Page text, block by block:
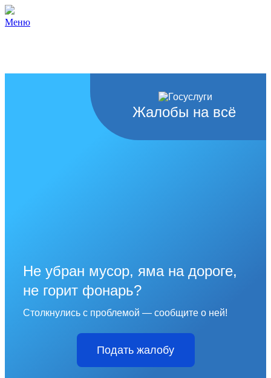
Меню
Жалобы на всё
Не убран мусор, яма на дороге,
не горит фонарь?
Столкнулись с проблемой — сообщите о ней!
Подать жалобу